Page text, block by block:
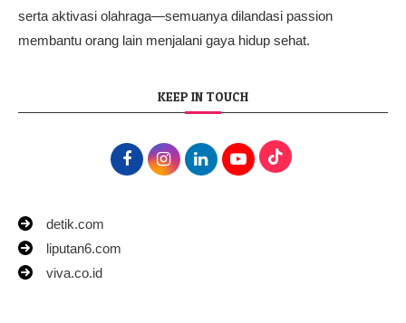
serta aktivasi olahraga—semuanya dilandasi passion
membantu orang lain menjalani gaya hidup sehat.
KEEP IN TOUCH
detik.com
liputan6.com
viva.co.id